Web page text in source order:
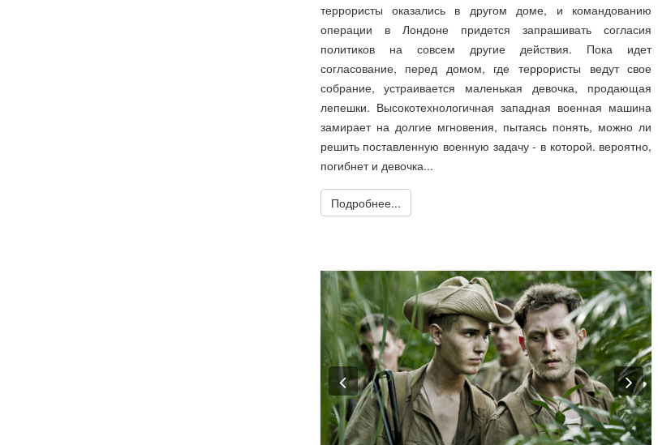
террористы оказались в другом доме, и командованию
операции в Лондоне придется запрашивать согласия
политиков на совсем другие действия. Пока идет
согласование, перед домом, где террористы ведут свое
собрание, устраивается маленькая девочка, продающая
лепешки. Высокотехнологичная западная военная машина
замирает на долгие мгновения, пытаясь понять, можно ли
решить поставленную военную задачу - в которой. вероятно,
погибнет и девочка...
Подробнее...
Previous Next